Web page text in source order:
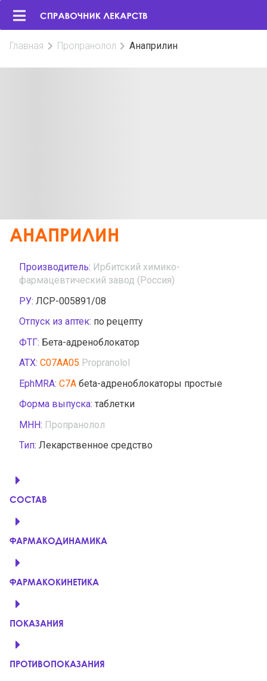
Главная Пропранолол Анаприлин
АНАПРИЛИН
Производитель: Ирбитский химико-
фармацевтический завод (Россия)
РУ: ЛСР-005891/08
Отпуск из аптек: по рецепту
ФТГ: Бета-адреноблокатор
АТХ: C07AA05 Propranolol
EphMRA: C7A бeta-адреноблокаторы простые
Форма выпуска: таблетки
МНН: Пропранолол
Тип: Лекарственное средство
СОСТАВ
ФАРМАКОДИНАМИКА
ФАРМАКОКИНЕТИКА
ПОКАЗАНИЯ
ПРОТИВОПОКАЗАНИЯ